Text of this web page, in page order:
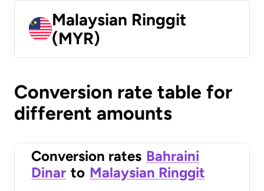
Malaysian Ringgit
(MYR)
Conversion rate table for
different amounts
Conversion rates Bahraini
Dinar to Malaysian Ringgit